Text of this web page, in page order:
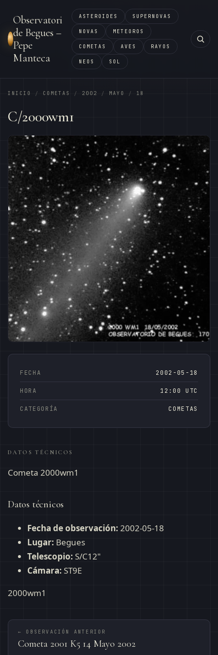
Observatori
de Begues –
Pepe
Manteca
ASTEROIDES SUPERNOVAS
NOVAS METEOROS
COMETAS AVES RAYOS
NEOS SOL
INICIO / COMETAS / 2002 / MAYO / 18
C/2000wm1
FECHA 2002-05-18
HORA 12:00 UTC
CATEGORÍA COMETAS
DATOS TÉCNICOS
Cometa 2000wm1
Datos técnicos
Fecha de observación: 2002-05-18
Lugar: Begues
Telescopio: S/C12"
Cámara: ST9E
2000wm1
← OBSERVACIÓN ANTERIOR
Cometa 2001 K5 14 Mayo 2002